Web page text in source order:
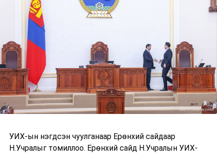
УИХ-ын нэгдсэн чуулганаар Ерөнхий сайдаар
Н.Учралыг томиллоо. Ерөнхий сайд Н.Учралын УИХ-